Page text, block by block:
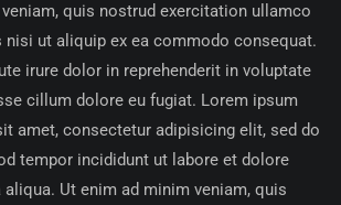
quis nostrud exercitation ullamco
nisi ut aliquip ex ea commodo consequat.
irure dolor in reprehenderit in voluptate
cillum dolore eu fugiat. Lorem ipsum
amet, consectetur adipisicing elit, sed do
tempor incididunt ut labore et dolore
aliqua. Ut enim ad minim veniam, quis